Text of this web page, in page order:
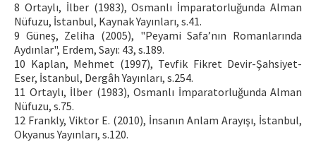
8 Ortaylı, İlber (1983), Osmanlı İmparatorluğunda Alman
Nüfuzu, İstanbul, Kaynak Yayınları, s.41.
9 Güneş, Zeliha (2005), "Peyami Safa’nın Romanlarında
Aydınlar", Erdem, Sayı: 43, s.189.
10 Kaplan, Mehmet (1997), Tevfik Fikret Devir-Şahsiyet-
Eser, İstanbul, Dergâh Yayınları, s.254.
11 Ortaylı, İlber (1983), Osmanlı İmparatorluğunda Alman
Nüfuzu, s.75.
12 Frankly, Viktor E. (2010), İnsanın Anlam Arayışı, İstanbul,
Okyanus Yayınları, s.120.